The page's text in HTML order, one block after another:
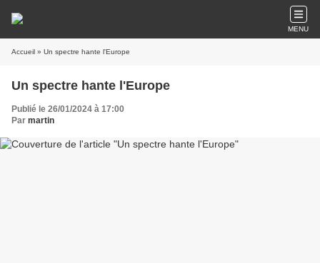
MENU
Accueil » Un spectre hante l'Europe
Un spectre hante l'Europe
Publié le 26/01/2024 à 17:00
Par martin